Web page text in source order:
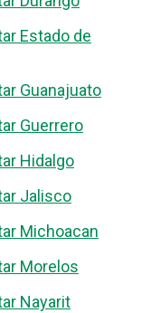
Estado de
Guanajuato
Guerrero
Hidalgo
Jalisco
Michoacan
Morelos
Nayarit